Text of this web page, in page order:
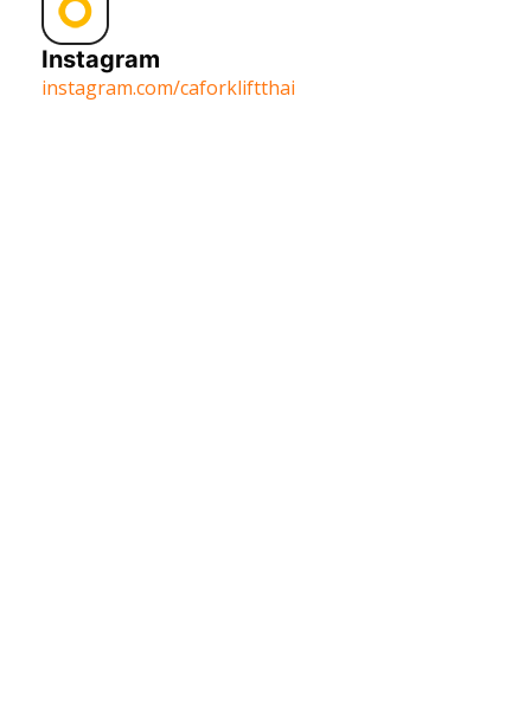
Instagram
instagram.com/caforkliftthai